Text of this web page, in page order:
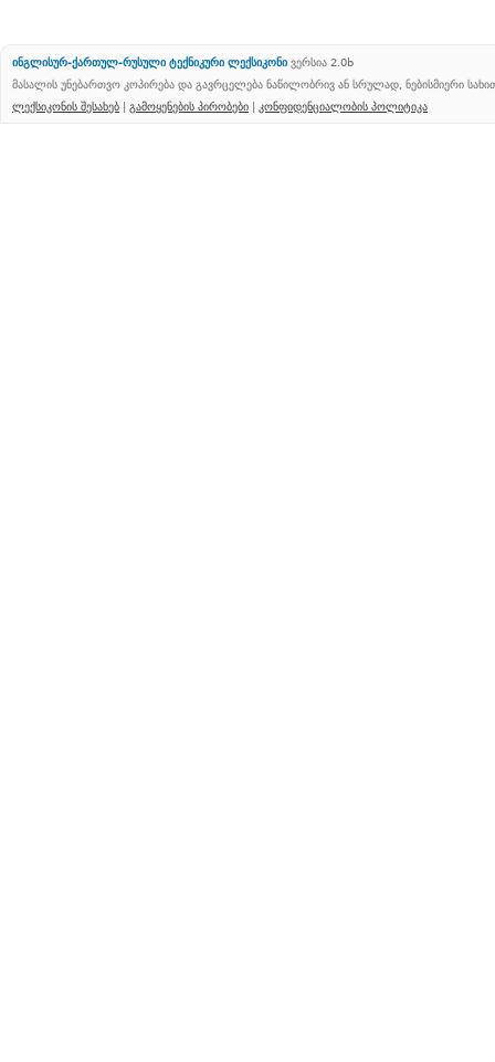
ინგლისურ-ქართულ-რუსული ტექნიკური ლექსიკონი ვერსია 2.0b
მასალის უნებართვო კოპირება და გავრცელება ნაწილობრივ ან სრულად, ნებისმიერი
ლექსიკონის შესახებ | გამოყენების პირობები | კონფიდენციალობის პოლიტიკა